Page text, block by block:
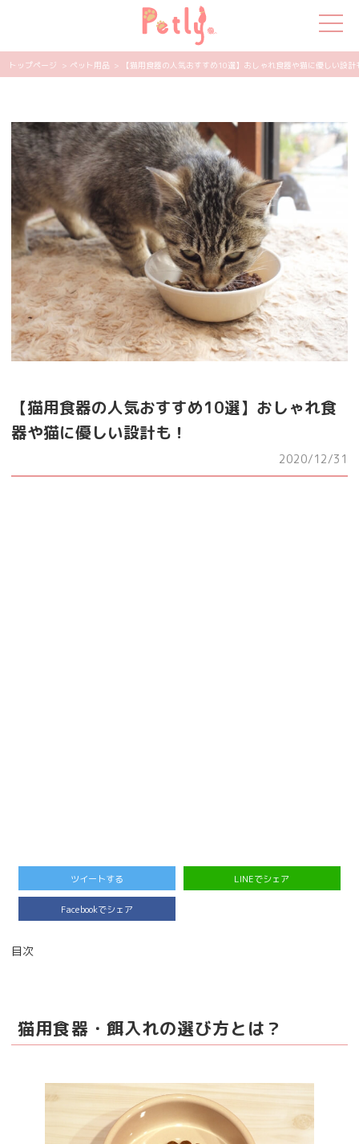
猫の特集
ペット用品
飼い主さんの悩み
ペットの気持ち
知って得する
エンタメ
トップページ > ペット用品 > 【猫用食器の人気おすすめ10選】おしゃれ食器や猫に優しい設計
【猫用食器の人気おすすめ10選】おしゃれ食
器や猫に優しい設計も！
2020/12/31
ツイートする LINEでシェア
Facebookでシェア
目次
猫用食器・餌入れの選び方とは？